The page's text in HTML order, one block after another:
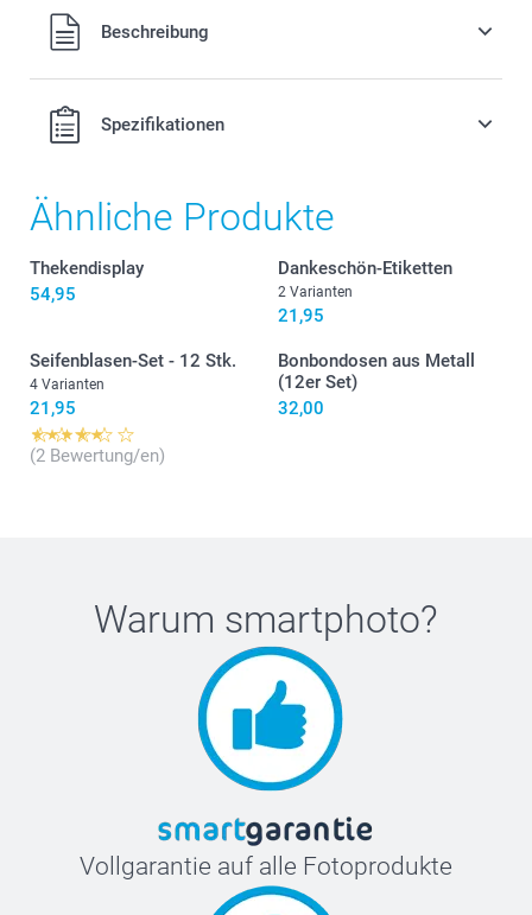
Alle Preise verstehen sich in EURO (€) inkl. MwSt. und zzgl.
Versandkosten.Beschreibung
Spezifikationen
Ähnliche Produkte
Thekendisplay
54,95
Dankeschön-Etiketten
2 Varianten
21,95
Seifenblasen-Set - 12 Stk.
4 Varianten
21,95
(2 Bewertung/en)
Bonbondosen aus Metall
(12er Set)
32,00
Warum smartphoto?
Vollgarantie auf alle Fotoprodukte